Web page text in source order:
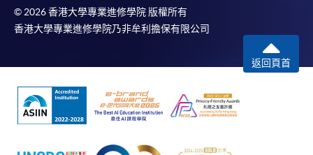
© 2026 香港大學專業進修學院 版權所有
香港大學專業進修學院乃非牟利擔保有限公司
返回頁首